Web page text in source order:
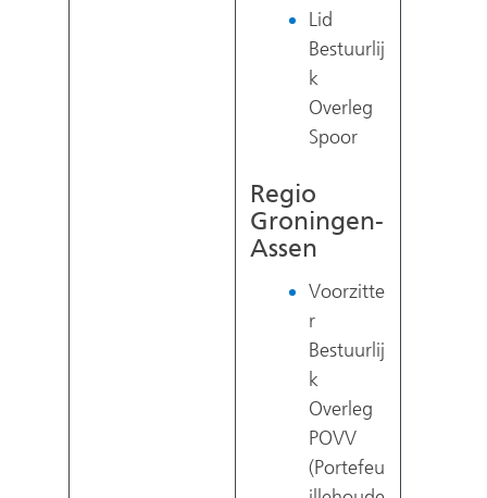
Lid
Bestuurlij
k
Overleg
Spoor
Regio
Groningen-
Assen
Voorzitte
r
Bestuurlij
k
Overleg
POVV
(Portefeu